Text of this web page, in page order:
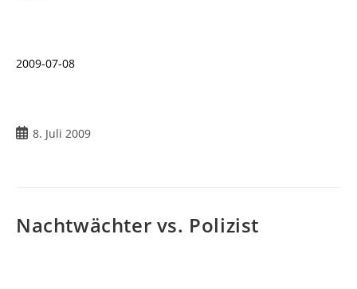
2009-07-08
Beitrag
8. Juli 2009
Nachtwächter vs. Polizist